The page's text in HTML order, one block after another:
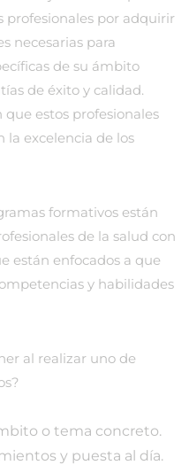
profesionales por adquirir
necesarias para
de su ámbito
de éxito y calidad.
estos profesionales
la excelencia de los
formativos están
de la salud con
están enfocados a que
y habilidades
al realizar uno de
o tema concreto.
y puesta al día.